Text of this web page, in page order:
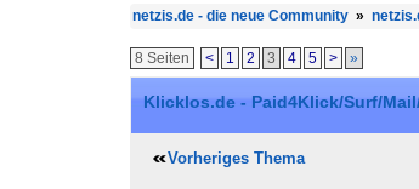
netzis.de - die neue Community »
8 Seiten < 1 2 3 4 5 > »
Klicklos.de - Paid4Klick/Surf/
Vorheriges Thema